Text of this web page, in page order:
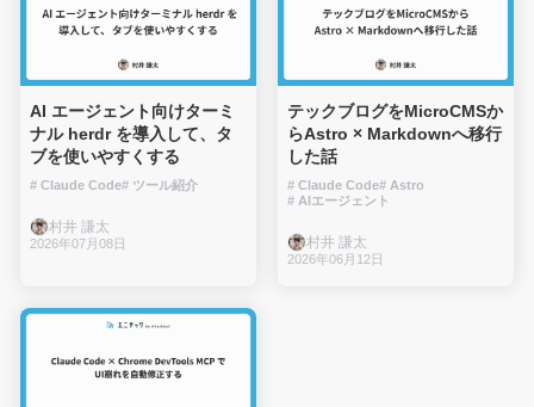
AI エージェント向けターミ
ナル herdr を導入して、タ
ブを使いやすくする
# Claude Code# ツール紹介
村井 謙太
2026年07月08日
テックブログをMicroCMSか
らAstro × Markdownへ移行
した話
# Claude Code# Astro
# AIエージェント
村井 謙太
2026年06月12日